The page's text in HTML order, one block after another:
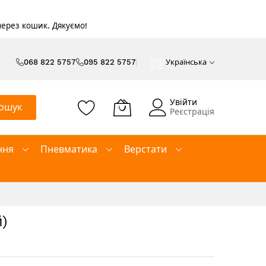
кошик. Дякуємо!
068 822 5757 095 822 5757 Українська
Увійти
Реєстрація
Пневматика Верстати